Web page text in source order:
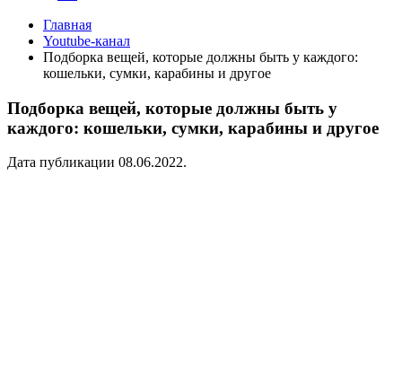
Главная
Youtube-канал
Подборка вещей, которые должны быть у каждого:
кошельки, сумки, карабины и другое
Подборка вещей, которые должны быть у
каждого: кошельки, сумки, карабины и другое
Дата публикации 08.06.2022.